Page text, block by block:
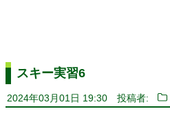
スキー実習6
2024年03月01日 19:30 投稿者: